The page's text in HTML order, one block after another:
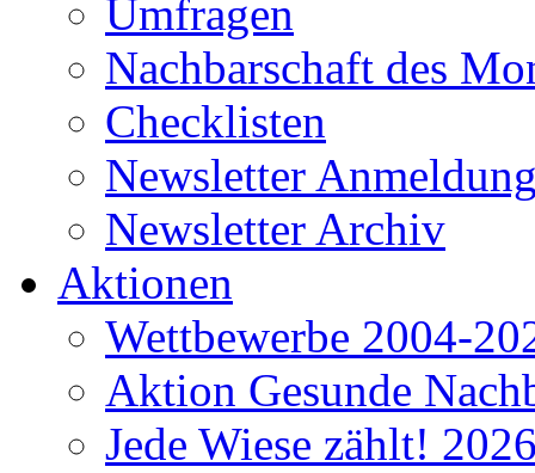
Umfragen
Nachbarschaft des
Checklisten
Newsletter
Newsletter Archiv
Aktionen
Wettbewerbe 2004-
Aktion Gesunde
Jede Wiese zählt!